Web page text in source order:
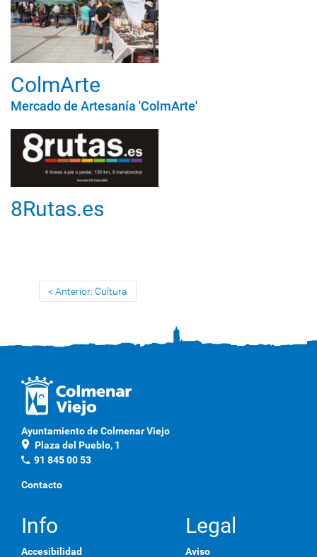
ColmArte
Mercado de Artesanía 'ColmArte'
8Rutas.es
Anterior: Cultura
Ayuntamiento de Colmenar Viejo
location_on Plaza del Pueblo, 1
phone 91 845 00 53
Contacto
Info
Accesibilidad
Legal
Aviso